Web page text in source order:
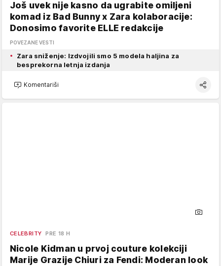
Još uvek nije kasno da ugrabite omiljeni
komad iz Bad Bunny x Zara kolaboracije:
Donosimo favorite ELLE redakcije
POVEZANE VESTI
Zara sniženje: Izdvojili smo 5 modela haljina za
besprekorna letnja izdanja
Komentariši
CELEBRITY PRE 18 H
Nicole Kidman u prvoj couture kolekciji
Marije Grazije Chiuri za Fendi: Moderan look